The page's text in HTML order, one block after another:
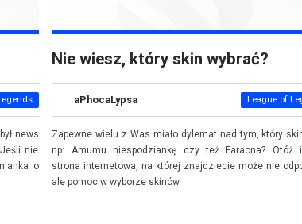
news
nie
o
Nie wiesz, który skin wybrać?
aPhocaLypsa League of
Zapewne wielu z Was miało dylemat nad tym, który
np: Amumu niespodziankę czy też Faraona? Otóż
strona internetowa, na której znajdziecie może nie
ale pomoc w wyborze skinów.